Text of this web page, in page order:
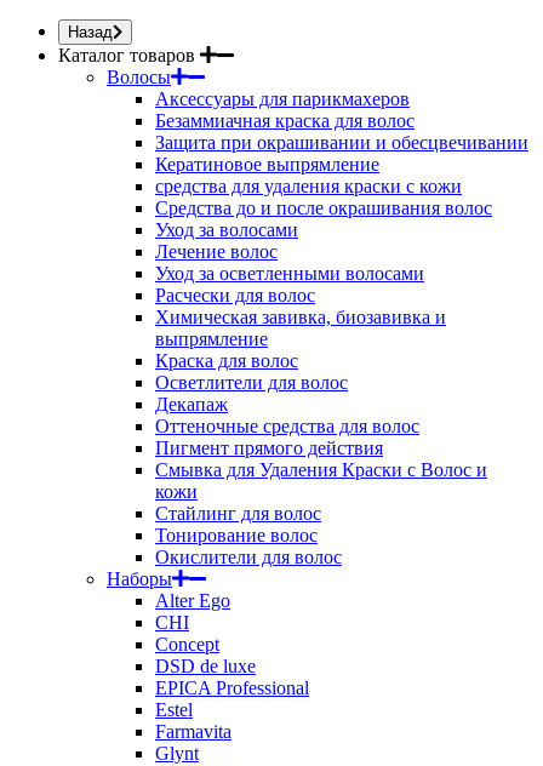
Назад
Каталог товаров
Волосы
Аксессуары для парикмахеров
Безаммиачная краска для волос
Защита при окрашивании и обесцвечивании
Кератиновое выпрямление
средства для удаления краски с кожи
Средства до и после окрашивания волос
Уход за волосами
Лечение волос
Уход за осветленными волосами
Расчески для волос
Химическая завивка, биозавивка и
выпрямление
Краска для волос
Осветлители для волос
Декапаж
Оттеночные средства для волос
Пигмент прямого действия
Смывка для Удаления Краски с Волос и
кожи
Стайлинг для волос
Тонирование волос
Окислители для волос
Наборы
Alter Ego
CHI
Concept
DSD de luxe
EPICA Professional
Estel
Farmavita
Glynt